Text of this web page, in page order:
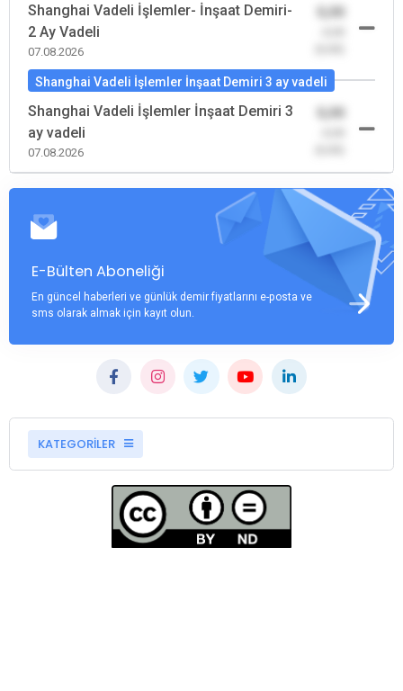
Shanghai Vadeli İşlemler- İnşaat Demiri-
2 Ay Vadeli
07.08.2026
Shanghai Vadeli İşlemler İnşaat Demiri 3 ay vadeli
Shanghai Vadeli İşlemler İnşaat Demiri 3
ay vadeli
07.08.2026
E-Bülten Aboneliği
En güncel haberleri ve günlük demir fiyatlarını e-posta ve
sms olarak almak için kayıt olun.
KATEGORİLER